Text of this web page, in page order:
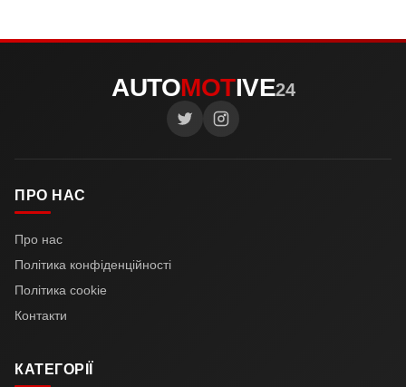
AUTOMOTIVE24
ПРО НАС
Про нас
Політика конфіденційності
Політика cookie
Контакти
КАТЕГОРІЇ